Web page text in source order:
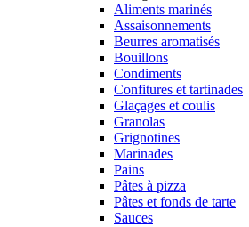
Aliments marinés
Assaisonnements
Beurres aromatisés
Bouillons
Condiments
Confitures et tartinades
Glaçages et coulis
Granolas
Grignotines
Marinades
Pains
Pâtes à pizza
Pâtes et fonds de tarte
Sauces